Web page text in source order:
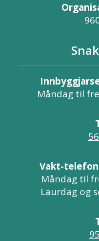
Måndag til
Vakt-
Måndag til
Laurdag og